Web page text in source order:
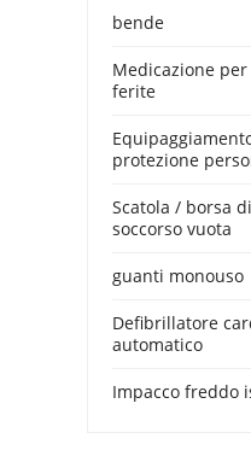
bende
Medicazione
ferite
protezione
Scatola / borsa
soccorso vuota
guanti monouso
Defibrillatore
automatico
Impacco freddo